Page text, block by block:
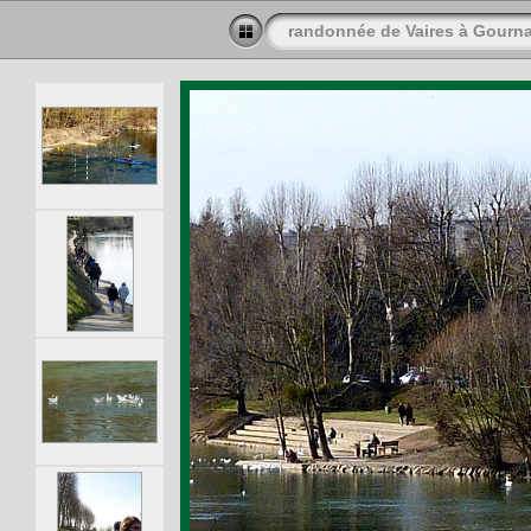
randonnée de Vaires à